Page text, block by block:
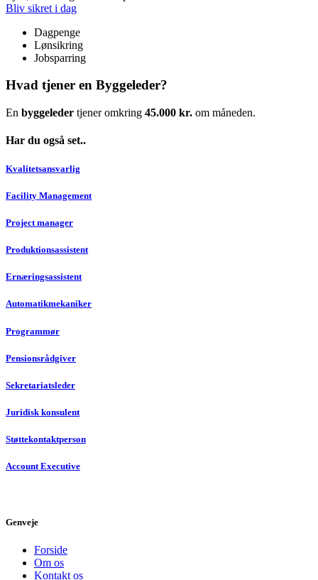
Bliv sikret i dag
Dagpenge
Lønsikring
Jobsparring
Hvad tjener en Byggeleder?
En byggeleder tjener omkring 45.000 kr. om måneden.
Har du også set..
Kvalitetsansvarlig
Facility Management
Project manager
Produktionsassistent
Ernæringsassistent
Automatikmekaniker
Programmør
Pensionsrådgiver
Sekretariatsleder
Juridisk konsulent
Støttekontaktperson
Account Executive
Genveje
Forside
Om os
Kontakt os